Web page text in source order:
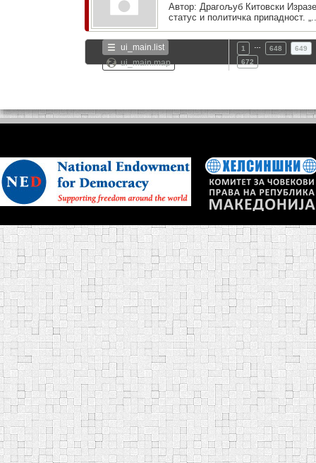
Автор: Драгољуб Китовски
статус и политичка припадност.
ui_main.list
ui_main.map
1 648
649
672